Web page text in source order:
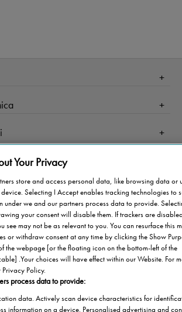
Stannah @ 2026
Your Privacy
store and access personal data, like browsing data or
Selecting I Accept enables tracking technologies to
under we and our partners process data to provide.
your consent will disable them. If trackers are
see may not be as relevant to you. You can resurface this
or withdraw consent at any time by clicking the Show
the webpage [or the floating icon on the bottom-left of the
.Your choices will have effect within our Website. For
Policy.
process data to provide:
data. Actively scan device characteristics for
information on a device. Personalised advertising and